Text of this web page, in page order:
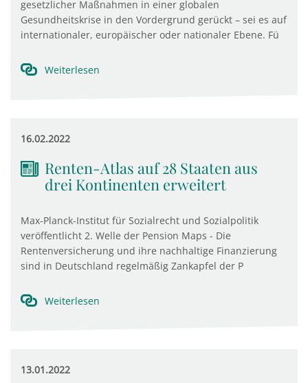
gesetzlicher Maßnahmen in einer globalen
Gesundheitskrise in den Vordergrund gerückt – sei es auf
internationaler, europäischer oder nationaler Ebene. Fü
Weiterlesen
16.02.2022
Renten-Atlas auf 28 Staaten aus
drei Kontinenten erweitert
Max-Planck-Institut für Sozialrecht und Sozialpolitik
veröffentlicht 2. Welle der Pension Maps - Die
Rentenversicherung und ihre nachhaltige Finanzierung
sind in Deutschland regelmäßig Zankapfel der P
Weiterlesen
13.01.2022